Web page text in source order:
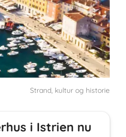
Strand, kultur og historie
i Istrien nu